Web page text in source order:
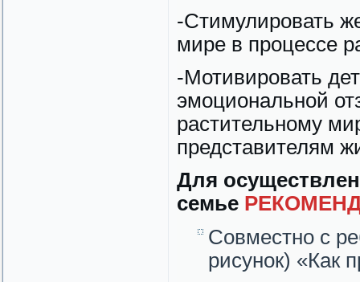
-Стимулировать
мире в процессе
-Мотивировать
эмоциональной
растительному
представителям
Для
семье
Совместно с
рисунок) «Как